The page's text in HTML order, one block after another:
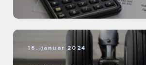
16. januar 2024